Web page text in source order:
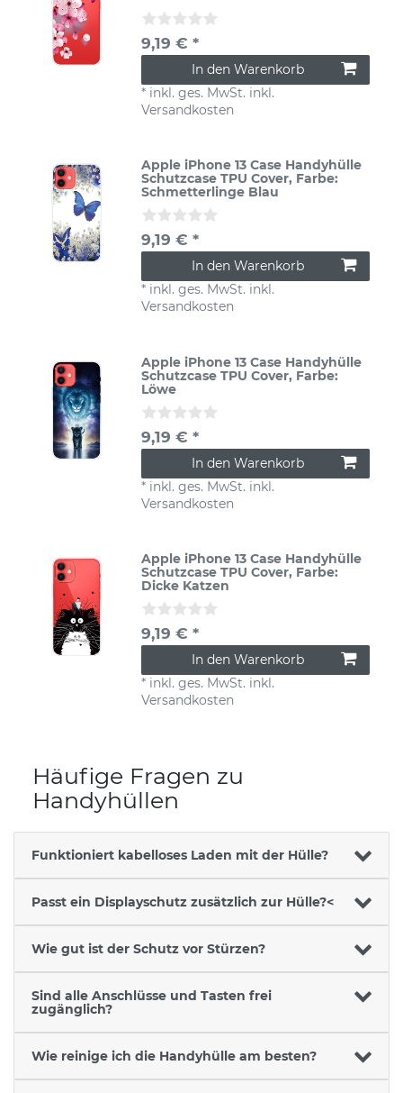
9,19 € *
In den Warenkorb
* inkl. ges. MwSt. inkl.
Versandkosten
Apple iPhone 13 Case Handyhülle
Schutzcase TPU Cover, Farbe:
Schmetterlinge Blau
9,19 € *
In den Warenkorb
* inkl. ges. MwSt. inkl.
Versandkosten
Apple iPhone 13 Case Handyhülle
Schutzcase TPU Cover, Farbe:
Löwe
9,19 € *
In den Warenkorb
* inkl. ges. MwSt. inkl.
Versandkosten
Apple iPhone 13 Case Handyhülle
Schutzcase TPU Cover, Farbe:
Dicke Katzen
9,19 € *
In den Warenkorb
* inkl. ges. MwSt. inkl.
Versandkosten
Häufige Fragen zu
Handyhüllen
Funktioniert kabelloses Laden mit der Hülle?
Passt ein Displayschutz zusätzlich zur Hülle?<
Wie gut ist der Schutz vor Stürzen?
Sind alle Anschlüsse und Tasten frei
zugänglich?
Wie reinige ich die Handyhülle am besten?